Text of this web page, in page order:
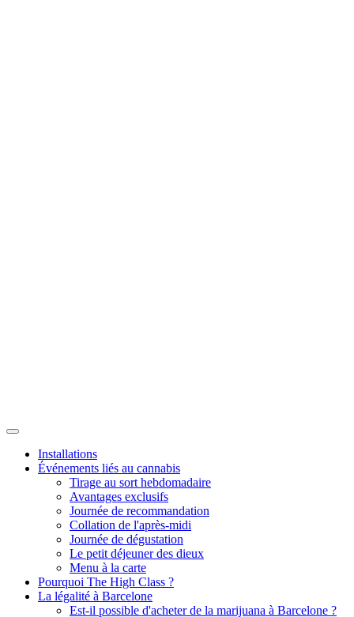
Installations
Événements liés au cannabis
Tirage au sort hebdomadaire
Avantages exclusifs
Journée de recommandation
Collation de l'après-midi
Journée de dégustation
Le petit déjeuner des dieux
Menu à la carte
Pourquoi The High Class ?
La légalité à Barcelone
Est-il possible d'acheter de la marijuana à Barcelone ?